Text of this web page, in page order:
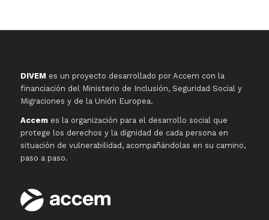
DIVEM es un proyecto desarrollado por Accem con la
financiación del Ministerio de Inclusión, Seguridad Social y
Migraciones y de la Unión Europea.
Accemes la organización para el desarrollo social que
protege los derechos y la dignidad de cada persona en
situación de vulnerabilidad, acompañándolas en su camino,
paso a paso.